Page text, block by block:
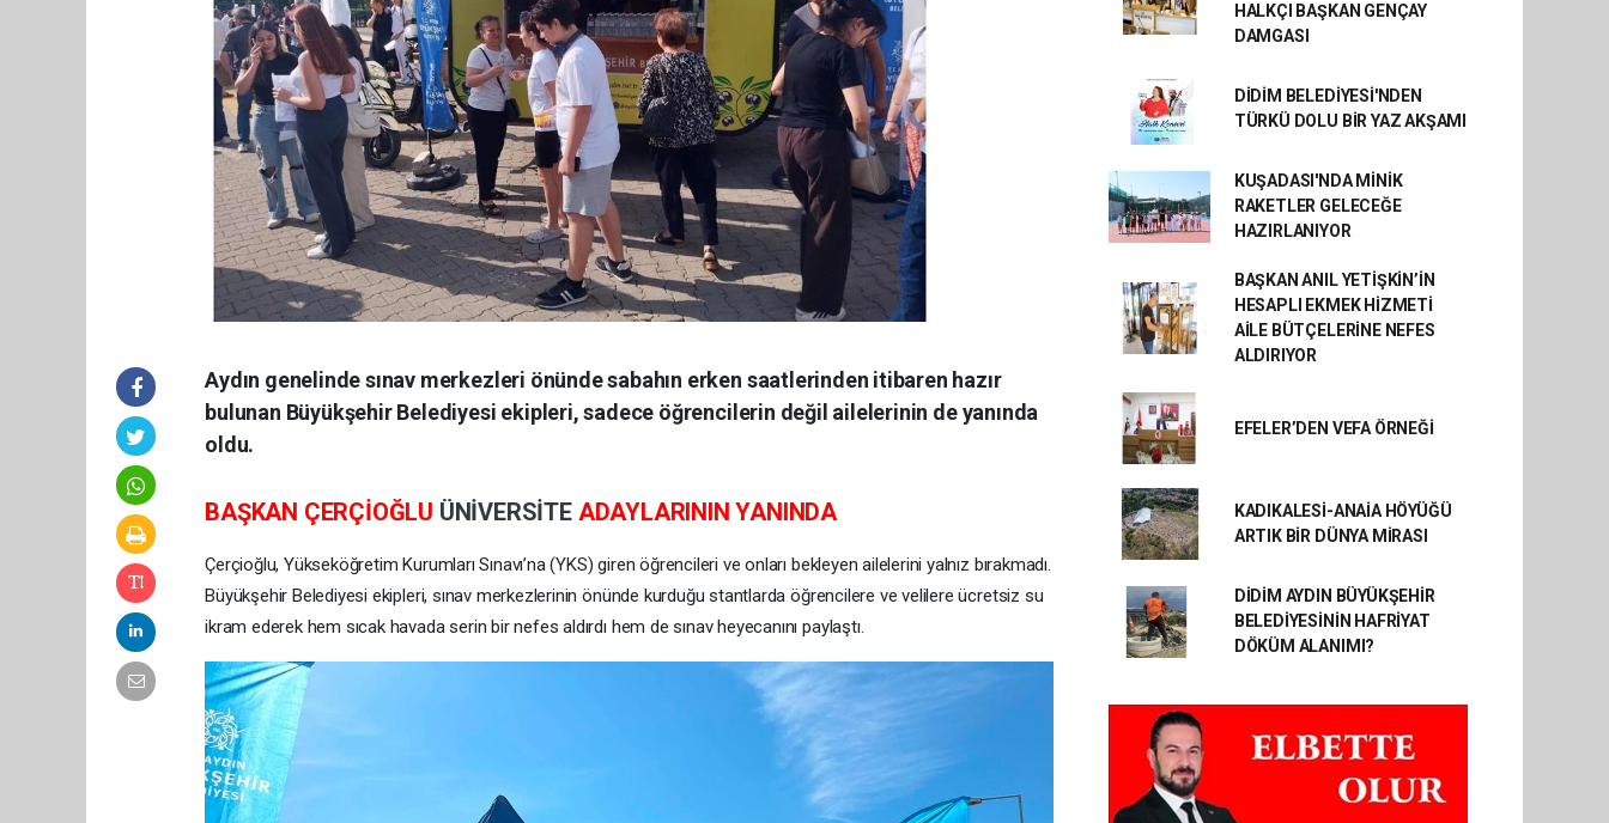
Aydın genelinde sınav merkezleri önünde sabahın erken saatlerinden itibaren hazır
bulunan Büyükşehir Belediyesi ekipleri, sadece öğrencilerin değil ailelerinin de yanında
oldu.
BAŞKAN ÇERÇİOĞLU ÜNİVERSİTE ADAYLARININ YANINDA
Çerçioğlu, Yükseköğretim Kurumları Sınavı’na (YKS) giren öğrencileri ve onları bekleyen ailelerini yalnız bırakmadı.
Büyükşehir Belediyesi ekipleri, sınav merkezlerinin önünde kurduğu stantlarda öğrencilere ve velilere ücretsiz su
ikram ederek hem sıcak havada serin bir nefes aldırdı hem de sınav heyecanını paylaştı.
HALKÇI BAŞKAN GENÇAY
DAMGASI
DİDİM BELEDİYESİ'NDEN
TÜRKÜ DOLU BİR YAZ AKŞAMI
KUŞADASI'NDA MİNİK
RAKETLER GELECEĞE
HAZIRLANIYOR
BAŞKAN ANIL YETİŞKİN’İN
HESAPLI EKMEK HİZMETİ
AİLE BÜTÇELERİNE NEFES
ALDIRIYOR
EFELER’DEN VEFA ÖRNEĞİ
KADIKALESİ-ANAİA HÖYÜĞÜ
ARTIK BİR DÜNYA MİRASI
DİDİM AYDIN BÜYÜKŞEHİR
BELEDİYESİNİN HAFRİYAT
DÖKÜM ALANIMI?